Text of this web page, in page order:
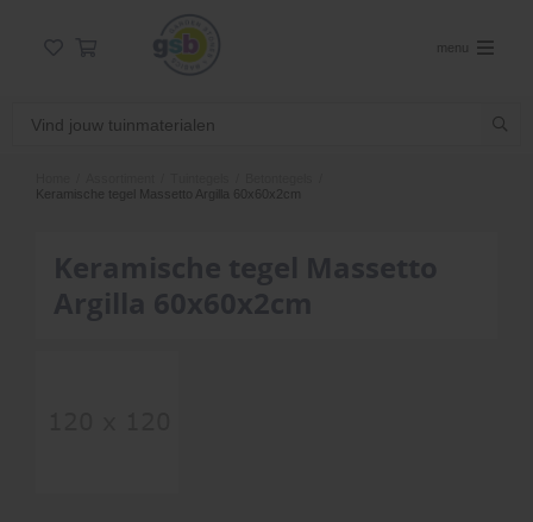
menu
Keramische tegel Massetto Argilla 60x60x2cm